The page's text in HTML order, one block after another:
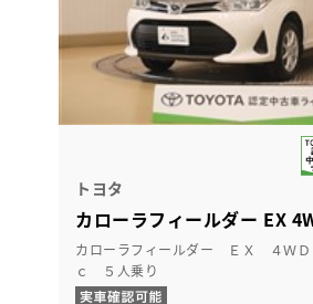
トヨタ
カローラフィールダー EX
カローラフィールダー ＥＸ ４Ｗ
ｃ ５人乗り